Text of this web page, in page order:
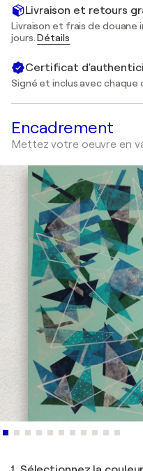
Livraison et retours
Livraison et frais de douane
jours.Détails
Certificat
Signé et inclus avec
Encadrement
Mettez votre oeuvre en